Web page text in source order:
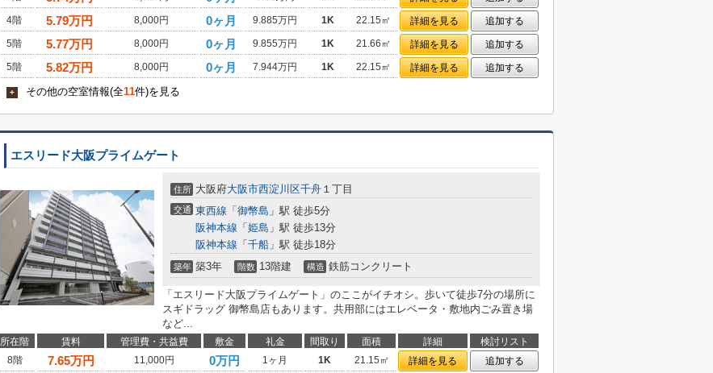
4階
5.79万円 8,000円 0ヶ月 9.885万円 1K 22.15㎡ 詳細を見る
追加する
5階
5.77万円 8,000円 0ヶ月 9.855万円 1K 21.66㎡ 詳細を見る
追加する
5階
5.82万円 8,000円 0ヶ月 7.944万円 1K 22.15㎡ 詳細を見る 追加する
+ その他の空室情報(全11件)を見る
エスリード大阪プライムゲート
住所 大阪府大阪市西淀川区千舟 １丁目
交通 東西線 「 御幣島 」駅 徒歩5分
阪神本線 「 姫島 」駅 徒歩13分
阪神本線 「 千船 」駅 徒歩18分
築年 築3年 階数 13階建 構造 鉄筋コンクリート
「エスリード大阪プライムゲート」のここがイチオシ。歩いて徒歩7分の場所に
スギドラッグ 御幣島店もあります。共用部にはエレベータ・敷地内ごみ置き場
など...
所在階 賃料 管理費・共益費 敷金 礼金 間取り 面積 詳細
検討リスト
8階
7.65万円 11,000円 0万円 1ヶ月 1K 21.15㎡ 詳細を見る
追加する